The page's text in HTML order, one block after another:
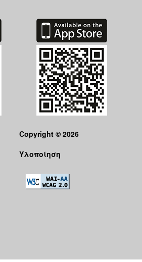
Copyright © 2026
Υλοποίηση